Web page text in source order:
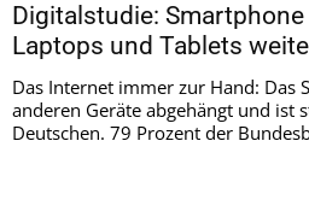
Digitalstudie:
Laptops und Tablets
Das Internet immer zur Hand: Das
anderen Geräte abgehängt und ist
Deutschen. 79 Prozent der